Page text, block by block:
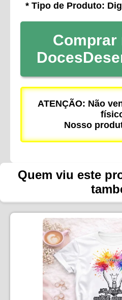
* Tipo de Produto:
Comprar
ATENÇÃO: Não
Nosso
Quem viu este